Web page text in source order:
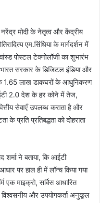
मोदी के नेतृत्व और केंद्रीय
एम.सिंधिया के मार्गदर्शन में
पोस्टल टेक्नोलॉजी का शुभारंभ
सरकार के डिजिटल इंडिया और
1.65 लाख डाकघरों के आधुनिकरण
2.0 देश के हर कोने में तेज,
सेवाएँ उपलब्ध कराता है और
के प्रति प्रतिबद्धता को दोहराता
ने बताया, कि आईटी
पर हाल ही में लॉन्च किया गया
एक माइक्रो, सर्विस आधारित
और उपयोगकर्ता अनुकूल